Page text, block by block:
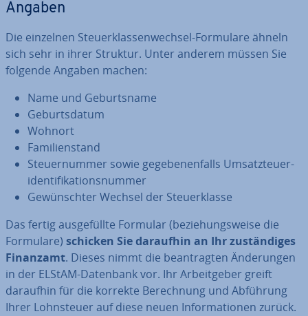
Angaben
Die einzelnen Steu­er­klas­sen­wech­sel-Formulare ähneln
sich sehr in ihrer Struktur. Unter anderem müssen Sie
folgende Angaben machen:
Name und Ge­burts­na­me
Ge­burts­da­tum
Wohnort
Fa­mi­li­en­stand
Steu­er­num­mer sowie ge­ge­be­nen­falls Um­satz­teu­er­
iden­ti­fi­ka­ti­ons­num­mer
Ge­wünsch­ter Wechsel der Steu­er­klas­se
Das fertig aus­ge­füll­te Formular (be­zie­hungs­wei­se die
Formulare) schicken Sie daraufhin an Ihr zu­stän­di­ges
Finanzamt. Dieses nimmt die be­an­trag­ten Än­de­run­gen
in der ELStAM-Datenbank vor. Ihr Ar­beit­ge­ber greift
daraufhin für die korrekte Be­rech­nung und Abführung
Ihrer Lohn­steu­er auf diese neuen In­for­ma­tio­nen zurück.